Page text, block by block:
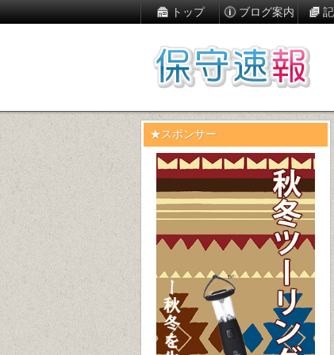
トップ ブログ案内
★スポンサー